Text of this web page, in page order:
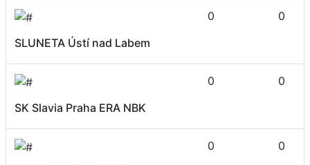
SLUNETA Ústí nad Labem
0 0
SK Slavia Praha ERA NBK
0 0
0 0